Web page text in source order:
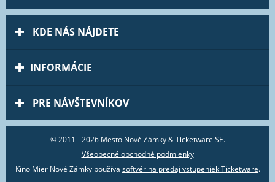
KDE NÁS NÁJDETE
INFORMÁCIE
PRE NÁVŠTEVNÍKOV
© 2011 - 2026 Mesto Nové Zámky & Ticketware SE.
Všeobecné obchodné podmienky
Kino Mier Nové Zámky používa softvér na predaj vstupeniek Ticketware.